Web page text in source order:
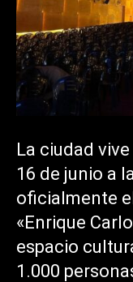
La ciudad
16 de junio a
oficialmente
«Enrique
espacio
1.000